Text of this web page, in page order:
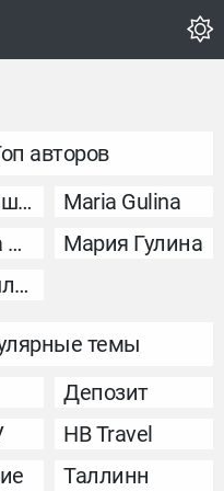
авторов
Леонид Пашковский
Maria Gulina
Aliaksandra Murashka
Мария Гулина
Антон Кашликов
темы
Депозит
НВ Travel
Таллинн